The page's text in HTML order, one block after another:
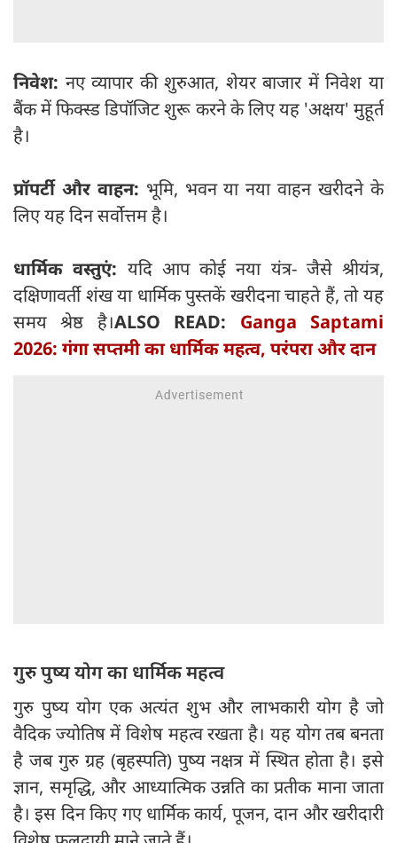
निवेश: नए व्यापार की शुरुआत, शेयर बाजार में निवेश या
बैंक में फिक्स्ड डिपॉजिट शुरू करने के लिए यह 'अक्षय' मुहूर्त
है।
प्रॉपर्टी और वाहन: भूमि, भवन या नया वाहन खरीदने के
लिए यह दिन सर्वोत्तम है।
धार्मिक वस्तुएं: यदि आप कोई नया यंत्र- जैसे श्रीयंत्र,
दक्षिणावर्ती शंख या धार्मिक पुस्तकें खरीदना चाहते हैं, तो यह
समय श्रेष्ठ है।ALSO READ: Ganga Saptami
2026: गंगा सप्तमी का धार्मिक महत्व, परंपरा और दान
गुरु पुष्य योग का धार्मिक महत्व
गुरु पुष्य योग एक अत्यंत शुभ और लाभकारी योग है जो
वैदिक ज्योतिष में विशेष महत्व रखता है। यह योग तब बनता
है जब गुरु ग्रह (बृहस्पति) पुष्य नक्षत्र में स्थित होता है। इसे
ज्ञान, समृद्धि, और आध्यात्मिक उन्नति का प्रतीक माना जाता
है। इस दिन किए गए धार्मिक कार्य, पूजन, दान और खरीदारी